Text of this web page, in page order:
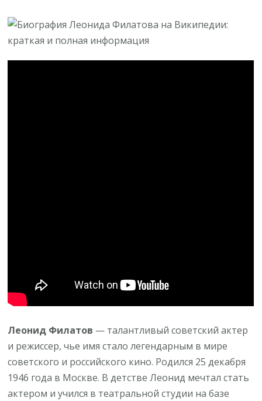
Биография
Леонида
и
основные
Леонид Филатов — талантливый советский актер
и режиссер, чье имя стало легендарным в мире
советского и российского кино. Родился 25 декабря
1946 года в Москве. В детстве Леонид мечтал стать
актером и учился в театральной студии на базе